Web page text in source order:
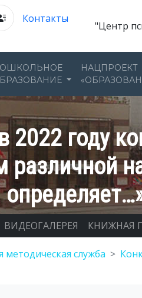
Контакты
"Центр
НАЦПРОЕКТ
2022 году
ВИДЕОГАЛЕРЕЯ КНИЖНАЯ
служба